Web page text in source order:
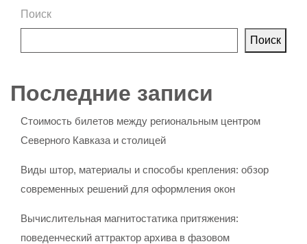
Поиск
Поиск
Последние записи
Стоимость билетов между региональным центром
Северного Кавказа и столицей
Виды штор, материалы и способы крепления: обзор
современных решений для оформления окон
Вычислительная магнитостатика притяжения:
поведенческий аттрактор архива в фазовом